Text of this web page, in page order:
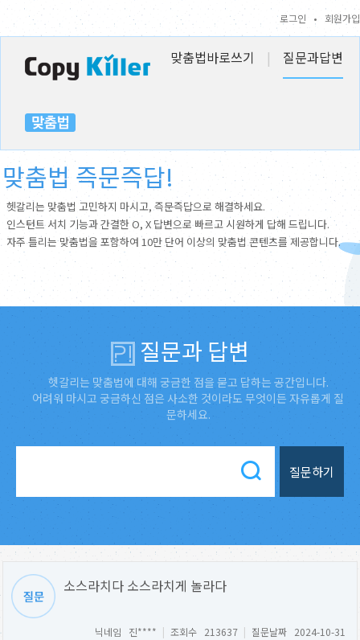
로그인 • 회원가입
맞춤법바로쓰기 | 질문과답변
맞춤법 즉문즉답!
헷갈리는 맞춤법 고민하지 마시고, 즉문즉답으로 해결하세요.
인스턴트 서치 기능과 간결한 O, X 답변으로 빠르고 시원하게 답해 드립니다.
자주 틀리는 맞춤법을 포함하여 10만 단어 이상의 맞춤법 콘텐츠를 제공합니다.
질문과 답변
헷갈리는 맞춤법에 대해 궁금한 점을 묻고 답하는 공간입니다.
어려워 마시고 궁금하신 점은 사소한 것이라도 무엇이든 자유롭게 질
문하세요.
질문하기
소스라치다 소스라치게 놀라다
닉네임 진**** | 조회수 213637 | 질문날짜 2024-10-31